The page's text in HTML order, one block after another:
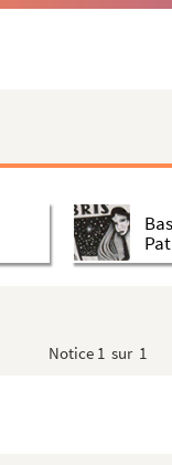
Notice 1 sur 1